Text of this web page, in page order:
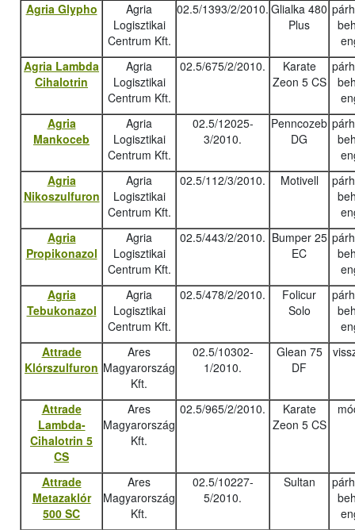
Agria Glypho
Agria
Logisztikai
Centrum Kft.
02.5/1393/2/2010. Glialka 480
Plus
Agria Lambda
Cihalotrin
Agria
Logisztikai
Centrum Kft.
02.5/675/2/2010.
Karate
Zeon 5 CS
Agria
Mankoceb
Agria
Logisztikai
Centrum Kft.
02.5/12025-
3/2010.
Penncozeb
DG
Agria
Nikoszulfuron
Agria
Logisztikai
Centrum Kft.
02.5/112/3/2010. Motivell
Agria
Propikonazol
Agria
Logisztikai
Centrum Kft.
02.5/443/2/2010. Bumper 25
EC
Agria
Tebukonazol
Agria
Logisztikai
Centrum Kft.
02.5/478/2/2010.
Folicur
Solo
Attrade
Klórszulfuron
Ares
Magyarország
Kft.
02.5/10302-
1/2010.
Glean 75
DF
Attrade
Lambda-
Cihalotrin 5
CS
Ares
Magyarország
Kft.
02.5/965/2/2010.
Karate
Zeon 5 CS
Attrade
Metazaklór
500 SC
Ares
Magyarország
Kft.
02.5/10227-
5/2010.
Sultan